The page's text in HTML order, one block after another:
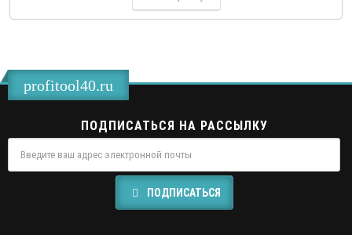
profitool40.ru
ПОДПИСАТЬСЯ НА РАССЫЛКУ
ПОДПИСАТЬСЯ